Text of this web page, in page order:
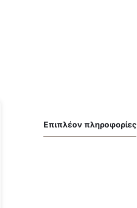
Επιπλέον πληροφορίες